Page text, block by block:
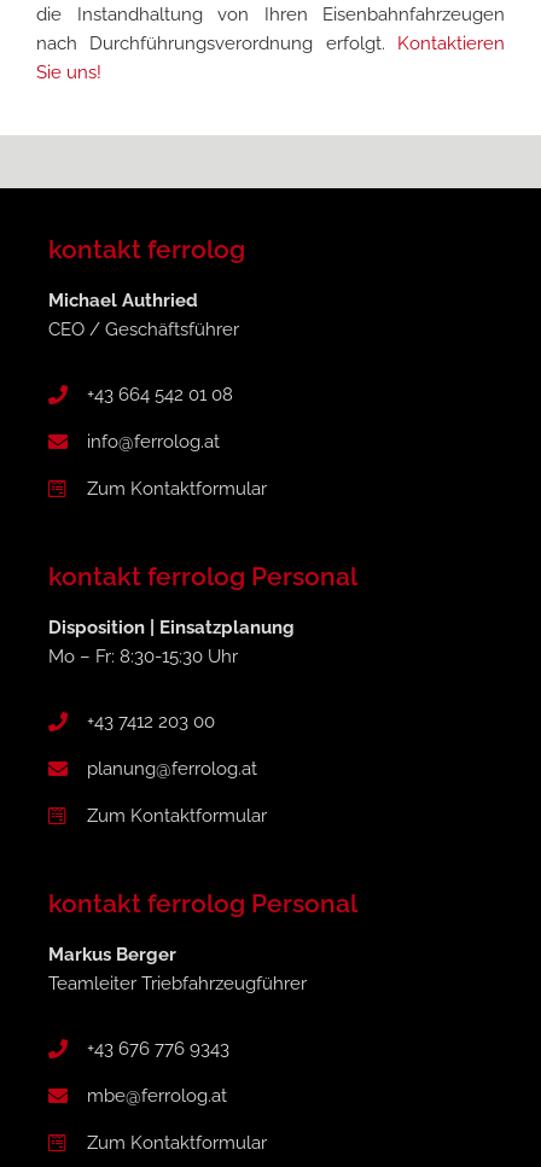
die Instandhaltung von Ihren Eisenbahnfahrzeugen
nach Durchführungsverordnung erfolgt. Kontaktieren
Sie uns!
kontakt ferrolog
Michael Authried
CEO / Geschäftsführer
+43 664 542 01 08
info@ferrolog.at
Zum Kontaktformular
kontakt ferrolog Personal
Disposition | Einsatzplanung
Mo – Fr: 8:30-15:30 Uhr
+43 7412 203 00
planung@ferrolog.at
Zum Kontaktformular
kontakt ferrolog Personal
Markus Berger
Teamleiter Triebfahrzeugführer
+43 676 776 9343
mbe@ferrolog.at
Zum Kontaktformular